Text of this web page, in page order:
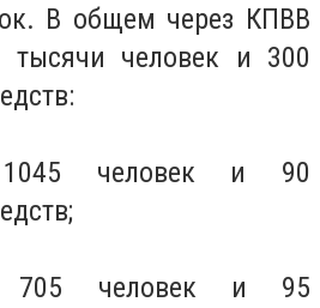
В общем через КПВВ
тысячи человек и 300
человек и 90
705 человек и 95